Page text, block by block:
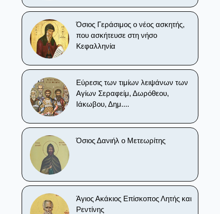
Όσιος Γεράσιμος ο νέος ασκητής,
που ασκήτευσε στη νήσο
Κεφαλληνία
Εύρεσις των τιμίων λειψάνων των
Αγίων Σεραφείμ, Δωρόθεου,
Ιάκωβου, Δημ....
Όσιος Δανιήλ ο Μετεωρίτης
Άγιος Ακάκιος Επίσκοπος Λητής και
Ρεντίνης